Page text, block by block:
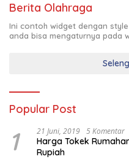
Berita Olahraga
Ini contoh widget dengan
anda bisa mengaturnya pada
Popular Post
1 21 Juni, 2019 5 Komentar
Harga Tokek
Rupiah